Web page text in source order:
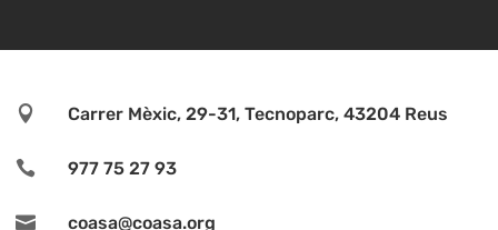
 Carrer Mèxic, 29-31, Tecnoparc, 43204 Reus
 977 75 27 93
 coasa@coasa.org